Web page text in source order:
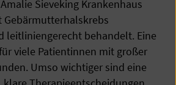
Sieveking Krankenhaus
Gebärmutterhalskrebs
leitliniengerecht behandelt. Eine
viele Patientinnen mit großer
Umso wichtiger sind eine